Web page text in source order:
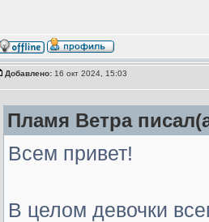
Добавлено:16 окт 2024, 15:03
Пламя Ветра
Всем привет!
В целом девочки